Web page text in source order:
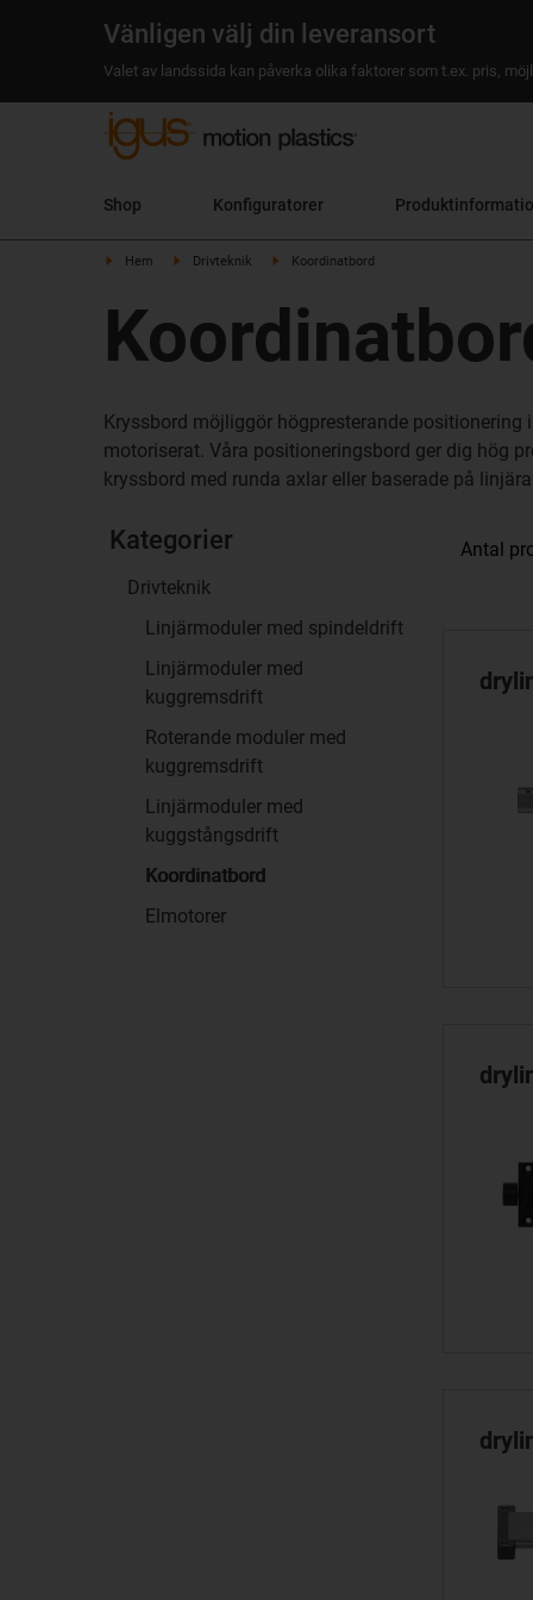
Vänligen välj din leveransort
Valet av landssida kan påverka olika faktorer som t.ex. pris,
Shop Konfiguratorer
Hem Drivteknik Koordinatbord
Kryssbord möjliggör högpresterande
motoriserat. Våra positioneringsbord ger dig hög
kryssbord med runda axlar eller baserade på
Kategorier
Drivteknik
Linjärmoduler med spindeldrift
Linjärmoduler med
kuggremsdrift
Roterande moduler med
kuggremsdrift
Linjärmoduler med
kuggstångsdrift
Koordinatbord
Elmotorer
Antal